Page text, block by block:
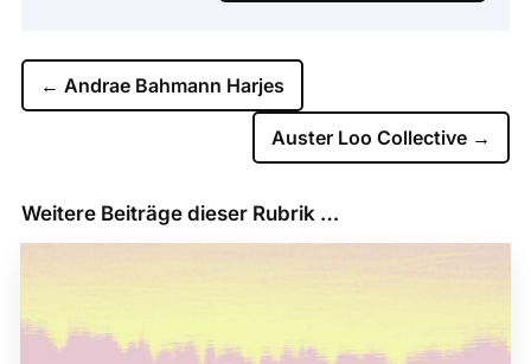
← Andrae Bahmann Harjes
Auster Loo Collective →
Weitere Beiträge dieser Rubrik …